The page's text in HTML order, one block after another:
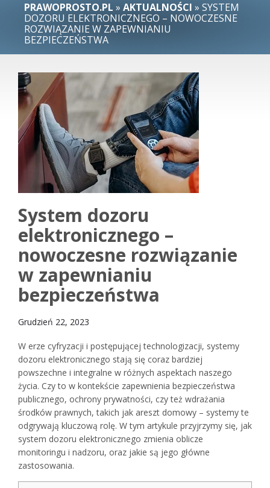
PRAWOPROSTO.PL » AKTUALNOŚCI » SYSTEM
DOZORU ELEKTRONICZNEGO – NOWOCZESNE
ROZWIĄZANIE W ZAPEWNIANIU
BEZPIECZEŃSTWA
System dozoru
elektronicznego –
nowoczesne rozwiązanie
w zapewnianiu
bezpieczeństwa
Grudzień 22, 2023
W erze cyfryzacji i postępującej technologizacji, systemy
dozoru elektronicznego stają się coraz bardziej
powszechne i integralne w różnych aspektach naszego
życia. Czy to w kontekście zapewnienia bezpieczeństwa
publicznego, ochrony prywatności, czy też wdrażania
środków prawnych, takich jak areszt domowy – systemy te
odgrywają kluczową rolę. W tym artykule przyjrzymy się, jak
system dozoru elektronicznego zmienia oblicze
monitoringu i nadzoru, oraz jakie są jego główne
zastosowania.